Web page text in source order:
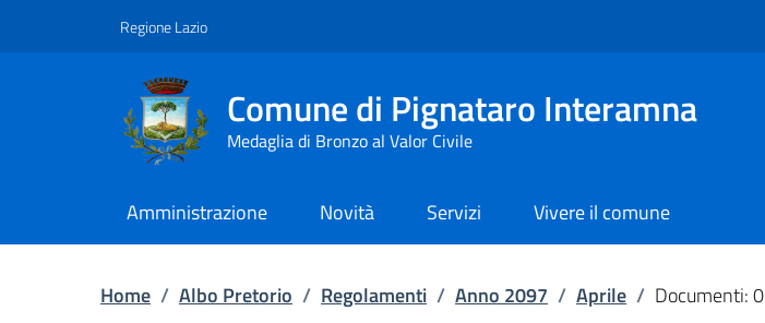
Regione Lazio
Comune di Pignataro Interamna
Medaglia di Bronzo al Valor Civile
Amministrazione Novità Servizi Vivere il comune
Home / Albo Pretorio / Regolamenti / Anno 2097 / Aprile / Documenti: 0